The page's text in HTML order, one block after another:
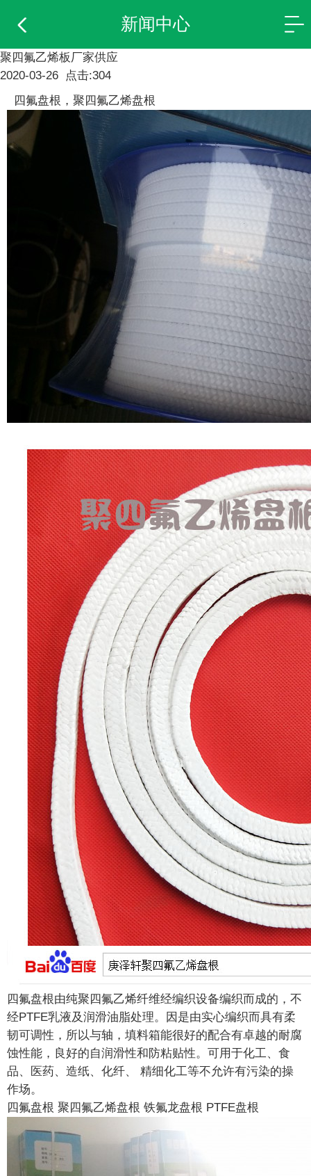
新闻中心
聚四氟乙烯板厂家供应
2020-03-26 点击:304
四氟盘根，聚四氟乙烯盘根
四氟盘根由纯聚四氟乙烯纤维经编织设备编织而成的，不
经PTFE乳液及润滑油脂处理。因是由实心编织而具有柔
韧可调性，所以与轴，填料箱能很好的配合有卓越的耐腐
蚀性能，良好的自润滑性和防粘贴性。可用于化工、食
品、医药、造纸、化纤、 精细化工等不允许有污染的操
作场。
四氟盘根 聚四氟乙烯盘根 铁氟龙盘根 PTFE盘根